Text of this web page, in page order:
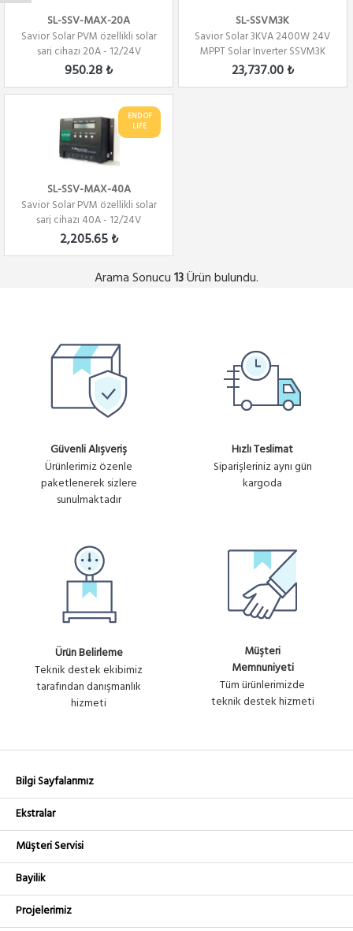
SL-SSV-MAX-20A
Savior Solar PVM özellikli solar
şarj cihazı 20A - 12/24V
950.28 ₺
SL-SSVM3K
Savior Solar 3KVA 2400W 24V
MPPT Solar Inverter SSVM3K
23,737.00 ₺
END OF
LIFE
SL-SSV-MAX-40A
Savior Solar PVM özellikli solar
şarj cihazı 40A - 12/24V
2,205.65 ₺
Arama Sonucu 13Ürün bulundu.
Güvenli Alışveriş
Ürünlerimiz özenle
paketlenerek sizlere
sunulmaktadır
Hızlı Teslimat
Siparişleriniz aynı gün
kargoda
Ürün Belirleme
Teknik destek ekibimiz
tarafından danışmanlık
hizmeti
Müşteri
Memnuniyeti
Tüm ürünlerimizde
teknik destek hizmeti
Bilgi Sayfalarımız
Ekstralar
Müşteri Servisi
Bayilik
Projelerimiz